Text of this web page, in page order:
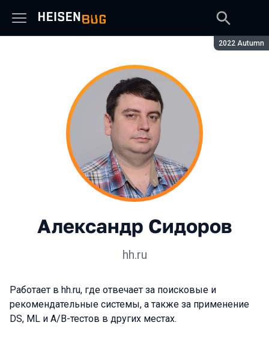
Сезон:
2022 Autumn
Александр Сидоров
hh.ru
Работает в hh.ru, где отвечает за поисковые и
рекомендательные системы, а также за применение
DS, ML и A/B-тестов в других местах.